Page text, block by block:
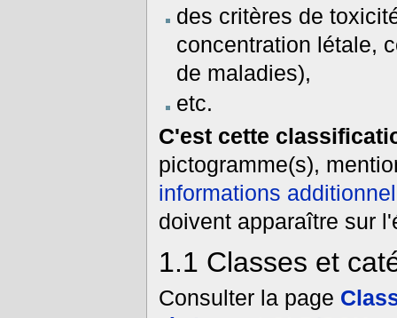
des critères de
concentration létale,
de maladies),
etc.
C'est cette
pictogramme(s),
informations
doivent apparaître sur
1.1 Classes et
Consulter la page